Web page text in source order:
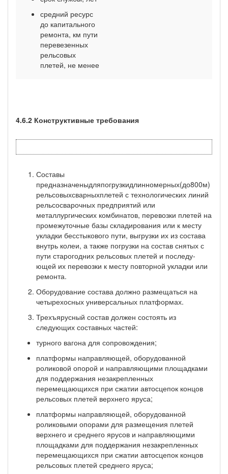
средний ресурс
до капитального
ремонта, км пути
перевезенных
рельсовых
плетей, не менее
4.6.2 Конструктивные требования
Составы
предназначеныдляпогрузкидлинномерных(до800м)
рельсовыхсварныхплетей с технологических линий
рельсосварочных предприятий или
металлургических комбинатов, перевозки плетей на
промежуточные базы складирования или к месту
укладки бесстыкового пути, выгрузки их из состава
внутрь колеи, а также погрузки на состав снятых с
пути старогодних рельсовых плетей и последу­
ющей их перевозки к месту повторной укладки или
ремонта.
Оборудование состава должно размещаться на
четырехосных универсальных платфор­мах.
Трехъярусный состав должен состоять из
следующих составных частей:
турного вагона для сопровождения;
платформы направляющей, оборудованной
роликовой опорой и направляющими площадками
для поддержания незакрепленных
перемещающихся при сжатии автосцепок концов
рельсовых плетей верхнего яруса;
платформы направляющей, оборудованной
роликовыми опорами для размещения плетей
верх­него и среднего ярусов и направляющими
площадками для поддержания незакрепленных
перемещаю­щихся при сжатии автосцепок концов
рельсовых плетей среднего яруса;